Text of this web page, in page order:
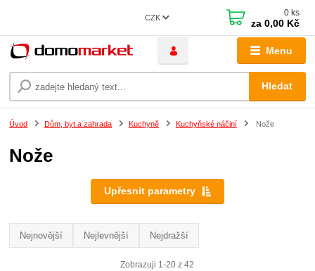
Menu
CZK
Hledat
0 ks
za 0,00 Kč
Úvod Dům, byt a zahrada Kuchyně Kuchyňské náčiní Nože
Nože
Upřesnit parametry
Nejnovější Nejlevnější Nejdražší
Zobrazuji 1-20 z 42